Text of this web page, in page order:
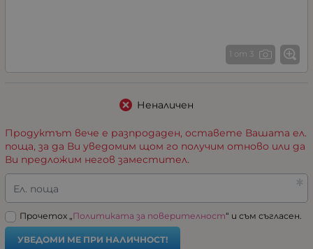
1 от 3
Неналичен
Продуктът вече е разпродаден, оставете Вашата ел.
поща, за да Ви уведомим щом го получим отново или да
Ви предложим негов заместител.
Ел. поща
Прочетох „Политиката за поверителност“ и съм съгласен.
УВЕДОМИ МЕ ПРИ НАЛИЧНОСТ!